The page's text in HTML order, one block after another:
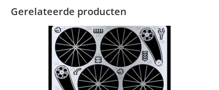
Gerelateerde producten